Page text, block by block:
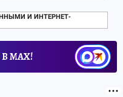
И ИНТЕРНЕТ-
МАХ!